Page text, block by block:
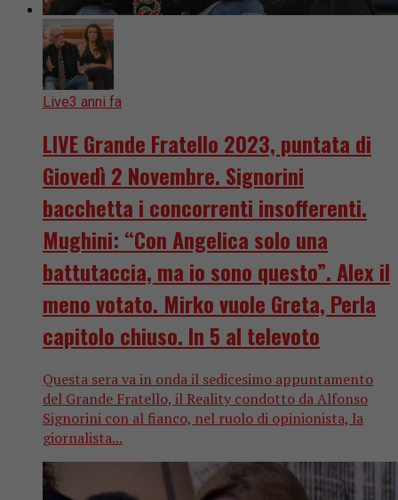
Live3 anni fa
LIVE Grande Fratello 2023, puntata di
Giovedì 2 Novembre. Signorini
bacchetta i concorrenti insofferenti.
Mughini: “Con Angelica solo una
battutaccia, ma io sono questo”. Alex il
meno votato. Mirko vuole Greta, Perla
capitolo chiuso. In 5 al televoto
Questa sera va in onda il sedicesimo appuntamento
del Grande Fratello, il Reality condotto da Alfonso
Signorini con al fianco, nel ruolo di opinionista, la
giornalista...